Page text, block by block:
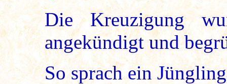
Die Kreuzigung
angekündigt und
So sprach ein